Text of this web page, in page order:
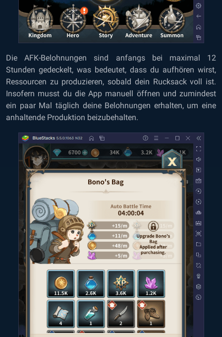
Die AFK-Belohnungen sind anfangs bei maximal 12
Stunden gedeckelt, was bedeutet, dass du aufhören wirst,
Ressourcen zu produzieren, sobald dein Rucksack voll ist.
Insofern musst du die App manuell öffnen und zumindest
ein paar Mal täglich deine Belohnungen erhalten, um eine
anhaltende Produktion beizubehalten.